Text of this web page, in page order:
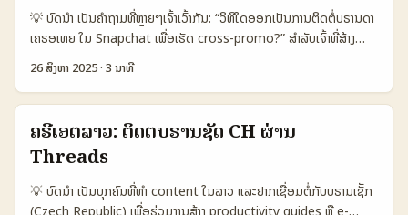
#DisneyPlus #DisneyCI #DisneyPlus #DisneyTok
#DisneyPlusReview 💰 Typical Fee Range (per event) USD
150–800 USD 100–1.200 USD 400–2.500 ຕາຕະລາງເຫັນວ່າ
TikTok ແມ່ນສະຖານທີ່ຄົ້ນຫາສະຫຼຸບໄດ້ງ່າຍແລະໄວທີ່ສຸດ ໃນຂະນະທີ່
Instagram ດີສໍາລັບການຄວບຄຸມການສະແດງຄວາມຮູ້ແລະ YouTube ຖືກ
ໃຊ້ເພື່ອວິດີໂອຍາວ. ຄ່າຈ່າຍອາດຈະແຕກຕ່າງກັນຫຼາຍຂຶ້ນຕາມການຖາມຮູບແບບ
ແລະການເຊື່ອມຕໍ່ຂໍ້ຕິດຕໍ່. ...
ຕ້ອງສະແດງວ່າເຈົ້າມີຄືນໃຈ-ລາຍໄດ້, audience, ແລະວິທີຈະສົ່ງຄ່າໃຫ້ພວກເຂົາ.
📊 ຕາຕະລາງສະຫຼຸບຂໍ້ມູນ: ການເສັ້ນທາງຕິດຕໍ່ (Line ຕຽມກັນກັບ Email ແລະ
WhatsApp) 🧩 Metric Line (Chat) Email (PR) WhatsApp 👥
Monthly Active 850.000 — 500.000 📈 Typical Response
ສ່ວນຕົວ / ສົນທະນາ ຂໍ້ສະເໜີທາງການ (PSA, PR) ຕ້ອງການເຊື່ອມຕໍ່ສາມາດສື່
ສານໄດ້ໄວ 🔒 Privacy ປອດໄພ (personal) ດີ ປອດໄພ 🏷️ Use Case
Pitch ສັ້ນ, ສົ່ງ portfolio, ບັນທຶກ live ຂໍສະຫຼຸບຂໍ້ພິເສດ, invoice ການ
ຕວງສອບແລະ follow-up ຕາຕະລາງຂ້າງເທິງສະຫຼຸບວ່າ Line ແມ່ນຕົວເລືອກດີ
ສໍາລັບການເລີ່ມສັບສົນທະນາແບບສ່ວນຕົວ ຫຼືສົນທະນາທີ່ຕ້ອງການການຕອບກັບ
ໄວ. Email ເຫັນຜົນດີສໍາລັບເອກະສານທາງການ; WhatsApp ເໝາະສໍາລັບ
💡 ບົດນໍາ ເປັນຄຳຖາມທີ່ຫຼາຍໆເຈົ້າເວົ້າກັນ: “ວິທີໃດອອກເປັນການຕິດຕໍ່ບຣານດາ
ເຄຣອເທຍ ໃນ Snapchat ເພື່ອເຮັດ cross-promo?” ສຳລັບເຈົ້າທີ່ສ້າງ
ເນື້ອຫາໃນລາວ, ການເຂົ້າເຖິງບຣານດາຕ່າງປະເທດຕ້ອງມີແຜນຜະລິດ ແລະຄວາມ
ແມ່ນຈິງ — ບໍ່ແມ່ນກວ່າຈະສົ່ງ DM ແຕ່ຢ່າງດຽວ. ບົດນີ້ອຈະພາເຈົ້າໄປຈົບຈາກ
ການສະແດງຂໍ້ມູນຈາກ Snapchat ກ່ຽວກັບວິທີທີ່ເຂົ້າເໝາະ (เช่น ການໃຊ້
Snaps ທີ່ແທ້ຈິງ ແລະ OOH) ທີ່ມີການອ້າງອີກໂຕຢ່າງໜ້າສົນໃຈ, ແລະການ
ແນະນຳວິທີທີ່ເຈົ້າສາມາດນໍາໄປໃຊ້ກັບບຣານດາໃນຄຣອເທຍໂດຍມີຄວາມສຳເລັດສູງ.
ໃນຂະນະນີ້ມີສິ່ງທີ່ຕ້ອງໃຈໃສ່: - ການເປັນ “ອັທເນຕິຊິທີ” ແລະຄວາມຮູ້ສຶກທີ່ເປັນ
ມິດກັບຜູ້ເບິ່ງ — ນີ້ແມ່ນສ່ວນສຳຄັນຂອງແຄມເປີໄດ້ອ່ານຈາກ Snapchat
(Barbara Wallin Hedén) ທີ່ຍ່ອມເນັ້ນການນຳ Snaps ຂອງຄົນທ້ອງຖຽວ
26 ສິງຫາ 2025·3 ນາທີ
ຄຣີເອຕລາວ: ຕິດຕໍ່ບຣານຊັດ CH ຜ່ານ
Threads
💡 ບົດນໍາ ເປັນບຸກຄົນທີ່ທຳ content ໃນລາວ ແລະຢາກເຊື່ອມຕໍ່ກັບບຣານເຊັັກ